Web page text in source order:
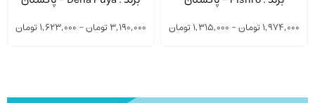
می
1,974,000تومان–
1,315,000تومانPrice
می
3,190,000تومان–
1,623,000تومان